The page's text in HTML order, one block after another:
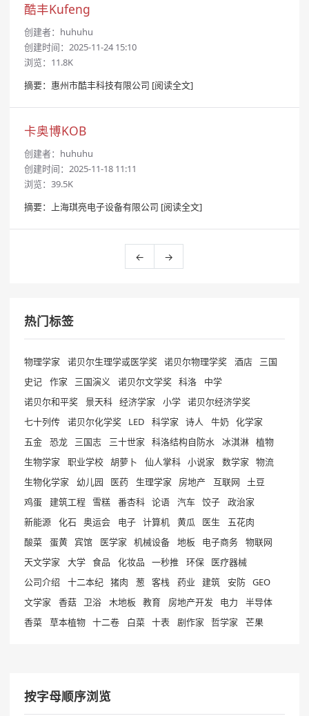
按字母顺序浏览
酷丰Kufeng
创建者： huhuhu
创建时间：2025-11-24 15:10
浏览：11.8K
摘要：惠州市酷丰科技有限公司 [阅读全文]
卡奥博KOB
创建者： huhuhu
创建时间：2025-11-18 11:11
浏览：39.5K
摘要：上海琪亮电子设备有限公司 [阅读全文]
← →
热门标签
物理学家 诺贝尔生理学或医学奖 诺贝尔物理学奖 酒店
三国
史记
作家 三国演义 诺贝尔文学奖 科洛
中学
诺贝尔和平奖
景天科 经济学家 小学 诺贝尔经济学奖
七十列传
诺贝尔化学奖 LED 科学家 诗人 牛奶
化学家
五金
恐龙 三国志 三十世家 科洛结构自防水 冰淇淋 植物
生物学家
职业学校 胡萝卜 仙人掌科 小说家 数学家
物流
生物化学家
幼儿园 医药 生理学家 房地产 互联网
土豆
鸡蛋
建筑工程 雪糕 番杏科 论语 汽车 饺子
政治家
新能源
化石 奥运会 电子 计算机 黄瓜 医生
五花肉
酸菜
蛋黄 宾馆 医学家 机械设备 地板 电子商务
物联网
天文学家
大学 食品 化妆品 一秒推 环保
医疗器械
公司介绍
十二本纪 猪肉 葱 客栈 药业 建筑 安防 GEO
文学家
香菇 卫浴 木地板 教育 房地产开发 电力
半导体
香菜
草本植物 十二卷 白菜 十表 剧作家 哲学家 芒果